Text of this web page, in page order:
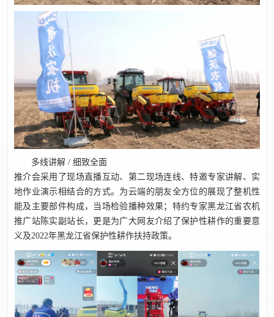
多线讲解 / 细致全面
推介会采用了现场直播互动、第二现场连线、特邀专家讲解、实
地作业演示相结合的方式。为云端的朋友全方位的展现了整机性
能及主要部件构成，当场检验播种效果；特约专家黑龙江省农机
推广站陈实副站长，更是为广大网友介绍了保护性耕作的重要意
义及2022年黑龙江省保护性耕作扶持政策。